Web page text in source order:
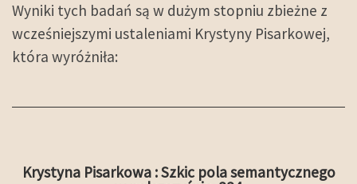
Wyniki tych badań są w dużym stopniu zbieżne z
wcześniejszymi ustaleniami Krystyny Pisarkowej,
która wyróżniła:
Krystyna Pisarkowa : Szkic pola semantycznego